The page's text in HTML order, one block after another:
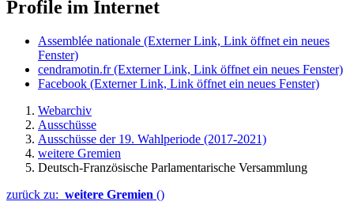
Profile im Internet
Assemblée nationale (Externer Link, Link öffnet ein neues
Fenster)
cendramotin.fr(Externer Link, Link öffnet ein neues Fenster)
Facebook (Externer Link, Link öffnet ein neues Fenster)
Webarchiv
Ausschüsse
Ausschüsse der 19. Wahlperiode (2017-2021)
weitere Gremien
Deutsch-Französische Parlamentarische Versammlung
zurück zu: weitere Gremien ()